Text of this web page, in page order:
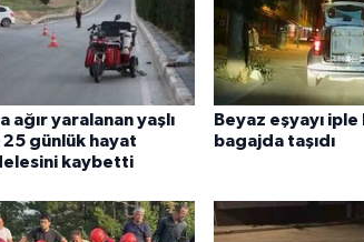
ağır yaralanan yaşlı
25 günlük hayat
kaybetti
Beyaz eşyayı iple
bagajda taşıdı